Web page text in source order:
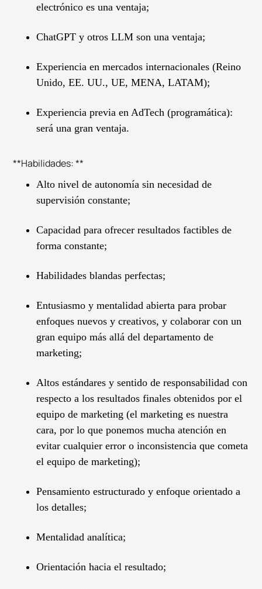
electrónico es una ventaja;
ChatGPT y otros LLM son una ventaja;
Experiencia en mercados internacionales (Reino
Unido, EE. UU., UE, MENA, LATAM);
Experiencia previa en AdTech (programática):
será una gran ventaja.
**Habilidades: **
Alto nivel de autonomía sin necesidad de
supervisión constante;
Capacidad para ofrecer resultados factibles de
forma constante;
Habilidades blandas perfectas;
Entusiasmo y mentalidad abierta para probar
enfoques nuevos y creativos, y colaborar con un
gran equipo más allá del departamento de
marketing;
Altos estándares y sentido de responsabilidad con
respecto a los resultados finales obtenidos por el
equipo de marketing (el marketing es nuestra
cara, por lo que ponemos mucha atención en
evitar cualquier error o inconsistencia que cometa
el equipo de marketing);
Pensamiento estructurado y enfoque orientado a
los detalles;
Mentalidad analítica;
Orientación hacia el resultado;